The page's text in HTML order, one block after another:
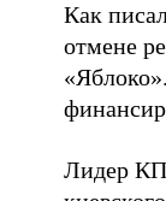
Как
отмене
Лидер